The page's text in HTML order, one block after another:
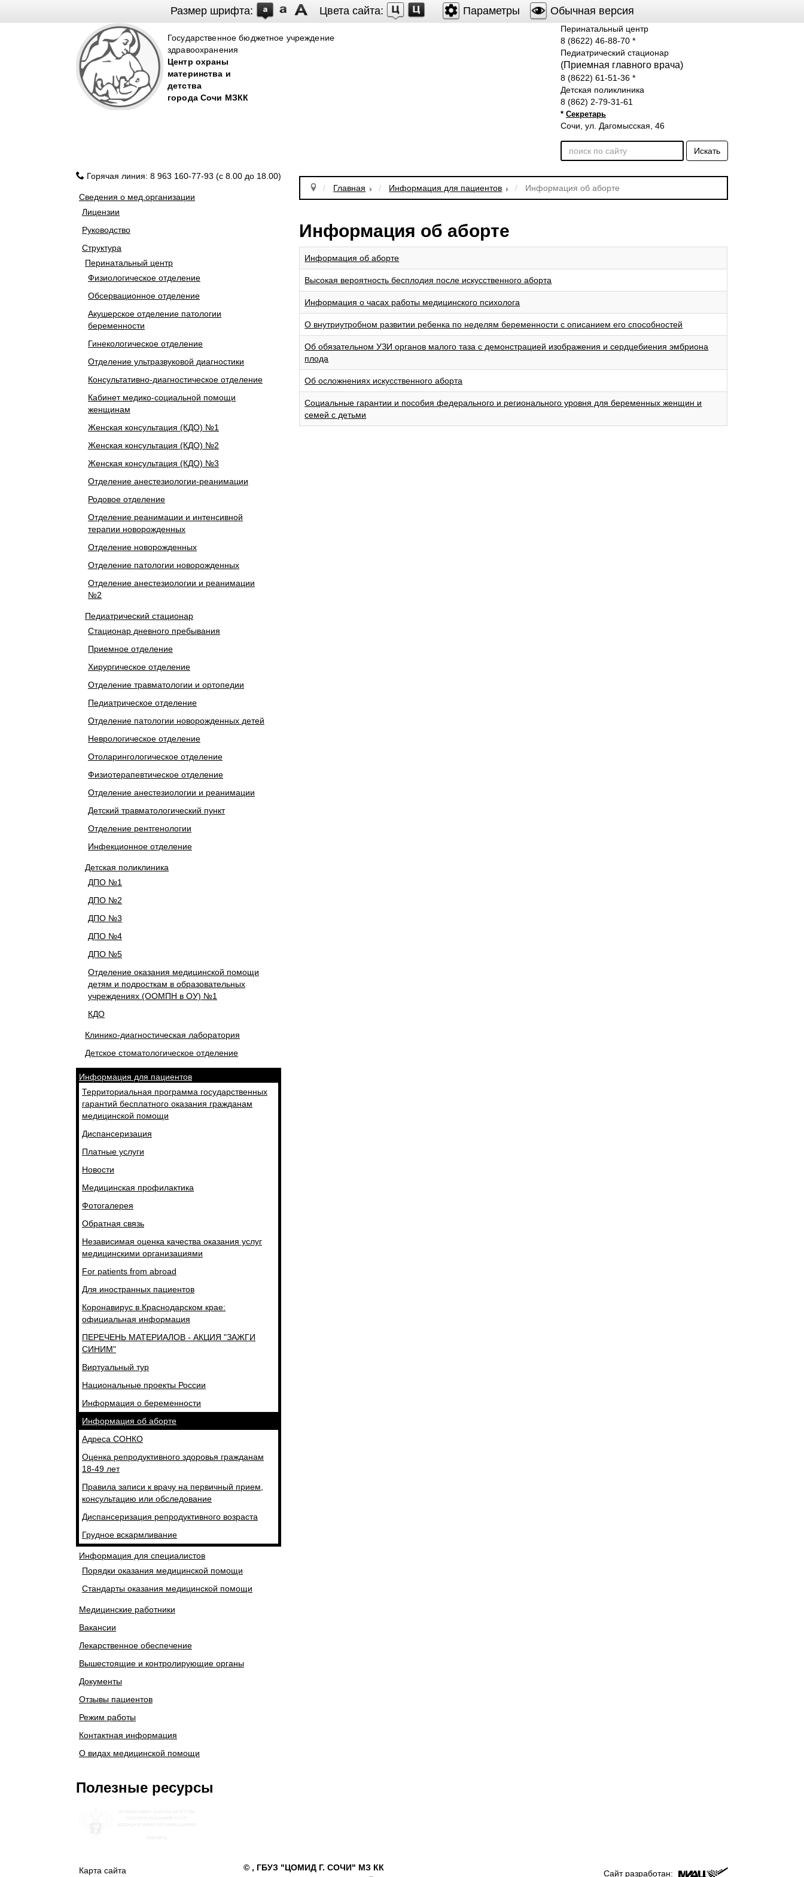
Размер шрифта: Цвета сайта: Параметры Обычная версия
Государственное бюджетное учреждение
здравоохранения
Центр охраны
материнства и
детства
города Cочи МЗКК
Перинатальный центр
8 (8622) 46-88-70 *
Педиатрический стационар
(Приемная главного врача)
8 (8622) 61-51-36 *
Детская поликлиника
8 (862) 2-79-31-61
* Секретарь
Сочи, ул. Дагомысская, 46
Искать
Горячая линия: 8 963 160-77-93 (с 8.00 до 18.00)
Сведения о мед.организации
Лицензии
Руководство
Структура
Перинатальный центр
Физиологическое отделение
Обсервационное отделение
Акушерское отделение патологии
беременности
Гинекологическое отделение
Отделение ультразвуковой диагностики
Консультативно-диагностическое отделение
Кабинет медико-социальной помощи
женщинам
Женская консультация (КДО) №1
Женская консультация (КДО) №2
Женская консультация (КДО) №3
Отделение анестезиологии-реанимации
Родовое отделение
Отделение реанимации и интенсивной
терапии новорожденных
Отделение новорожденных
Отделение патологии новорожденных
Отделение анестезиологии и реанимации
№2
Педиатрический стационар
Стационар дневного пребывания
Приемное отделение
Хирургическое отделение
Отделение травматологии и ортопедии
Педиатрическое отделение
Отделение патологии новорожденных детей
Неврологическое отделение
Отоларингологическое отделение
Физиотерапевтическое отделение
Отделение анестезиологии и реанимации
Детский травматологический пункт
Отделение рентгенологии
Инфекционное отделение
Детская поликлиника
ДПО №1
ДПО №2
ДПО №3
ДПО №4
ДПО №5
Отделение оказания медицинской помощи
детям и подросткам в образовательных
учреждениях (ООМПН в ОУ) №1
КДО
Клинико-диагностическая лаборатория
Детское стоматологическое отделение
Информация для пациентов
Территориальная программа государственных
гарантий бесплатного оказания гражданам
медицинской помощи
Диспансеризация
Платные услуги
Новости
Медицинская профилактика
Фотогалерея
Обратная связь
Независимая оценка качества оказания услуг
медицинскими организациями
For patients from abroad
Для иностранных пациентов
Коронавирус в Краснодарском крае:
официальная информация
ПЕРЕЧЕНЬ МАТЕРИАЛОВ - АКЦИЯ "ЗАЖГИ
СИНИМ"
Виртуальный тур
Национальные проекты России
Информация о беременности
Информация об аборте
Адреса СОНКО
Оценка репродуктивного здоровья гражданам
18-49 лет
Правила записи к врачу на первичный прием,
консультацию или обследование
Диспансеризация репродуктивного возраста
Грудное вскармливание
Информация для специалистов
Порядки оказания медицинской помощи
Стандарты оказания медицинской помощи
Медицинские работники
Вакансии
Лекарственное обеспечение
Вышестоящие и контролирующие органы
Документы
Отзывы пациентов
Режим работы
Контактная информация
О видах медицинской помощи
Главная Информация для пациентов Информация об аборте
Информация об аборте
Информация об аборте
Высокая вероятность бесплодия после искусственного аборта
Информация о часах работы медицинского психолога
О внутриутробном развитии ребенка по неделям беременности с описанием его способностей
Об обязательном УЗИ органов малого таза с демонстрацией изображения и сердцебиения эмбриона
плода
Об осложнениях искусственного аборта
Социальные гарантии и пособия федерального и регионального уровня для беременных женщин и
семей с детьми
Полезные ресурсы